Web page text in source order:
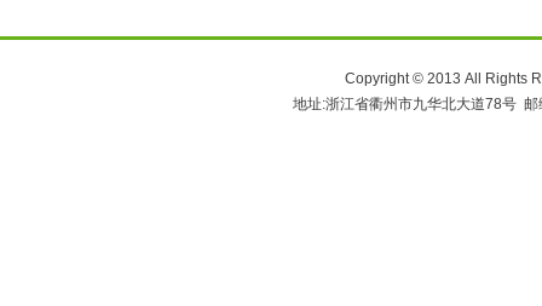
Copyright © 2013 All Rights
地址:浙江省衢州市九华北大道78号